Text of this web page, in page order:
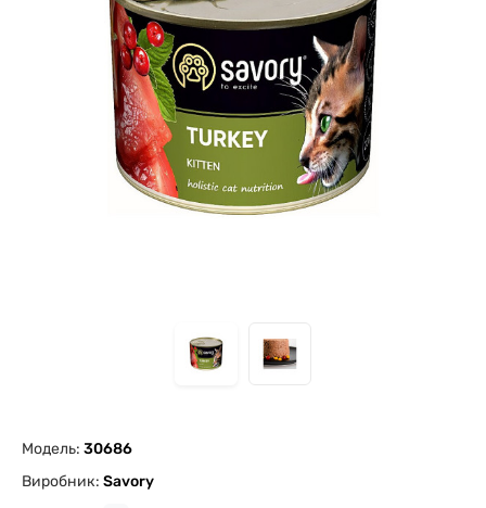
Модель: 30686
Виробник: Savory